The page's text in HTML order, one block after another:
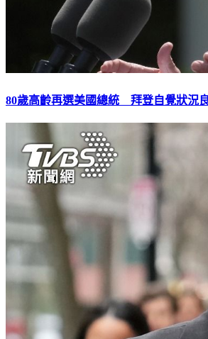
80歲高齡再選美國總統 拜登自覺狀況